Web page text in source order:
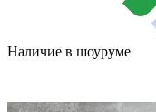
Наличие в шоуруме